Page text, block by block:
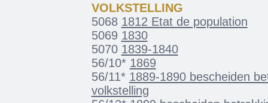
VOLKSTELLING
5068 1812 Etat de population
5069 1830
5070 1839-1840
56/10* 1869
56/11* 1889-1890 bescheiden
volkstelling